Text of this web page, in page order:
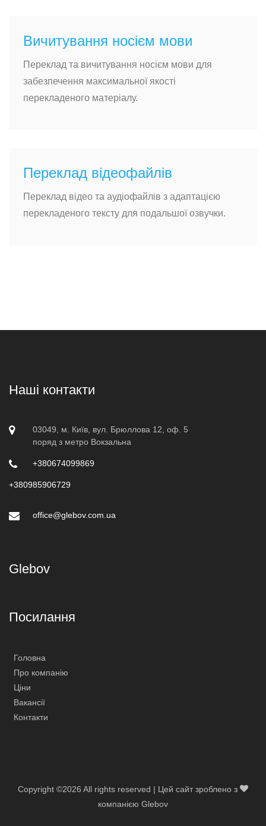
Вичитування носієм мови
Переклад та вичитування носієм мови для
забезпечення максимальної якості
перекладеного матеріалу.
Переклад відеофайлів
Переклад відео та аудіофайлів з адаптацією
перекладеного тексту для подальшої озвучки.
Наші контакти
03049, м. Київ, вул. Брюллова 12, оф. 5
поряд з метро Вокзальна
+380674099869
+380985906729
office@glebov.com.ua
Glebov
Посилання
Головна
Про компанію
Ціни
Вакансії
Контакти
Copyright ©2026 All rights reserved | Цей сайт зроблено з
компанією Glebov